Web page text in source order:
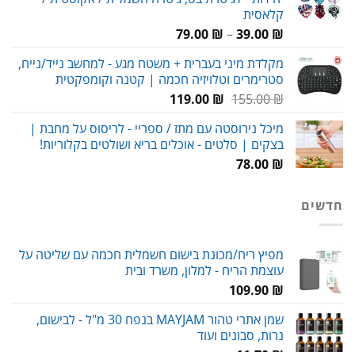
קלאסית
39.00 ₪
–
79.00 ₪
טווח
עד
מקלדת מיני בעברית + משטח מגע - למחשב נייד/נייח,
סטרימרים וטלויזיה חכמה | קטנה וקומפקטית
155.00₪
המחיר
היה:
155.00 ₪.
119.00 ₪
המחיר
הוא:
119.00 ₪.
מיכל נירוסטה עם מתז / ספריי - לריסוס על מחבת |
בצקים | סלטים - אוכלים בריא ושולטים בקלוריות!
78.00 ₪
חדשים
מפיץ ריח/מכונת בישום חשמלית חכמה עם שליטה על
עוצמת הריח - למלון, משרד ובית
109.90 ₪
שמן אתרי טהור MAYJAM בנפח 30 מ"ל - לבישום,
נרות, סבונים ועוד